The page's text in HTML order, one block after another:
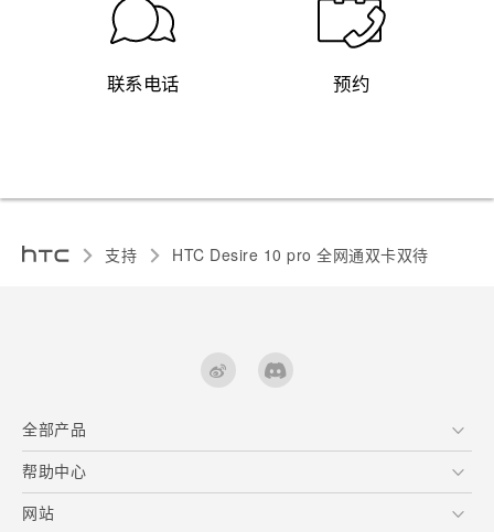
联系电话 预约
支持 HTC Desire 10 pro 全网通双卡双待‎
全部产品
区块链智能手机
VIVE
帮助中心
在线客服
网站